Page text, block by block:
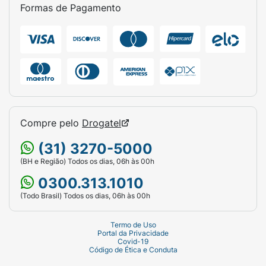
benefício.
Aplique uma pequena quantidade do gel
dental (equivalente ao tamanho de um grão
de arroz para bebês) sobre uma escova
infantil de cerdas ultra-macias. Escove os
dentes da criança delicadamente após as
refeições principais e antes de dormir, ou
Incentive o pequeno a cuspir o excesso do
produto após a escovação.
Ficha Técnica:
Marca:Malvatrikids.
Extrato Natural.
Gel Dental Infantil.
Formas de Pagamento
Compre pelo Drogatel
(31) 3270-5000
(BH e Região) Todos os dias, 06h às 00h
0300.313.1010
(Todo Brasil) Todos os dias, 06h às 00h
Termo de Uso
Portal da Privacidade
Covid-19
Código de Ética e Conduta